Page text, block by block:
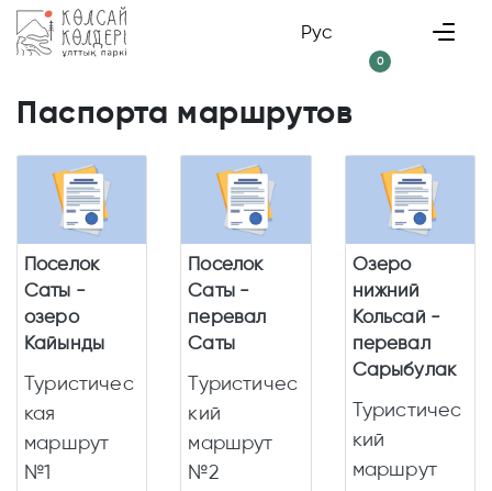
Рус
0
Паспорта маршрутов
Поселок
Саты -
озеро
Кайынды
Туристичес
кая
маршрут
№1
Поселок
Саты -
перевал
Саты
Туристичес
кий
маршрут
№2
Озеро
нижний
Кольсай -
перевал
Сарыбулак
Туристичес
кий
маршрут